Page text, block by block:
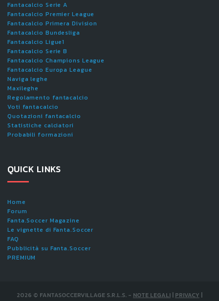
Fantacalcio Serie A
Fantacalcio Premier League
Fantacalcio Primera Division
Fantacalcio Bundesliga
Fantacalcio Ligue1
Fantacalcio Serie B
Fantacalcio Champions League
Fantacalcio Europa League
Naviga leghe
Maxileghe
Regolamento fantacalcio
Voti fantacalcio
Quotazioni fantacalcio
Statistiche calciatori
Probabili formazioni
QUICK LINKS
Home
Forum
Fanta.Soccer Magazine
Le vignette di Fanta.Soccer
FAQ
Pubblicità su Fanta.Soccer
PREMIUM
2026 © FANTASOCCERVILLAGE S.R.L.S. - NOTE LEGALI | PRIVACY |